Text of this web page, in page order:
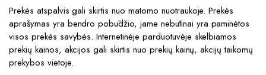
Prekės atspalvis gali skirtis nuo matomo nuotraukoje. Prekės
aprašymas yra bendro pobūdžio, jame nebūtinai yra paminėtos
visos prekės savybės. Internetinėje parduotuvėje skelbiamos
prekių kainos, akcijos gali skirtis nuo prekių kainų, akcijų taikomų
prekybos vietoje.